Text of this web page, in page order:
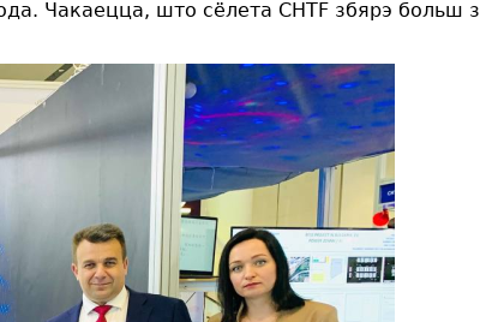
Чакаецца, што сёлета CHTF збярэ больш